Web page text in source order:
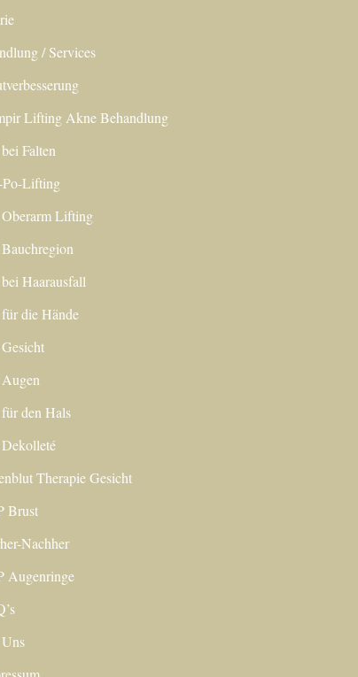
/ Services
Lifting Akne Behandlung
Falten
Po-Lifting
Lifting
Haarausfall
die Hände
den Hals
Therapie Gesicht
Brust
Nachher
Augenringe